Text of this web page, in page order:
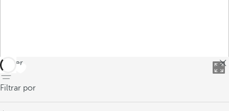
volver
Filtrar por